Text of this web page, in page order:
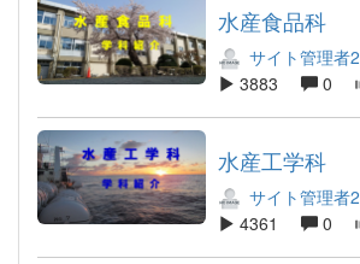
水産食品科
サイト管理者2
3883
0
水産工学科
サイト管理者2
4361
0